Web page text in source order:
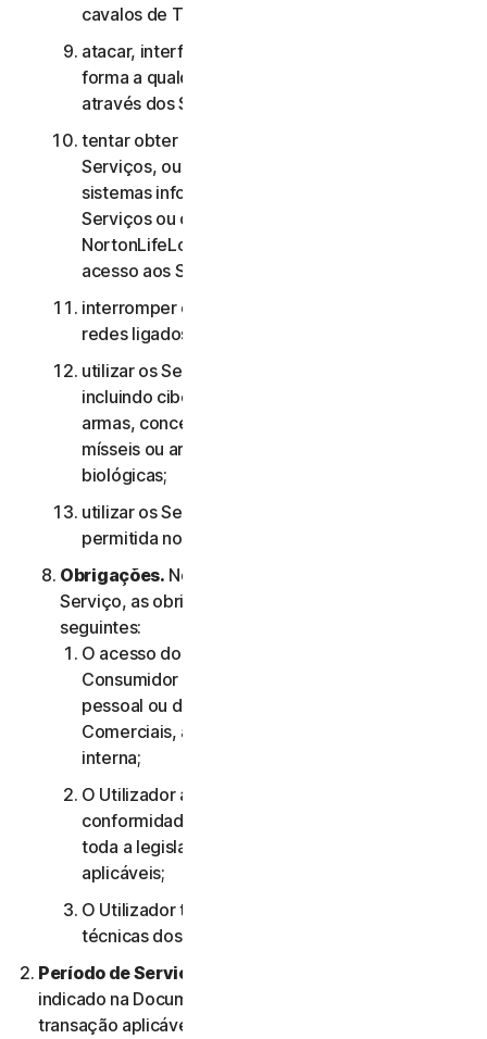
cavalos de Troia, worms ou time bombs;
atacar, interferir, negar o serviço de qualquer
forma a qualquer outra rede, computador ou nó
através dos Serviços;
tentar obter acesso não autorizado a quaisquer
Serviços, ou às contas de outros utilizadores, ou
sistemas informáticos ou redes ligados aos
Serviços ou contornar quaisquer medidas que a
NortonLifeLock utilize para evitar ou restringir o
acesso aos Serviços;
interromper ou interferir com servidores ou
redes ligados a quaisquer Serviços;
utilizar os Serviços para quaisquer fins militares,
incluindo ciberguerra, desenvolvimento de
armas, conceção, fabrico ou produção de
mísseis ou armas nucleares, químicas ou
biológicas;
utilizar os Serviços de qualquer forma não
permitida nos termos do presente Contrato.
Obrigações. No que diz respeito à utilização do
Serviço, as obrigações do Utilizador são as
seguintes:
O acesso do utilizador aos Serviços de
Consumidor destina-se apenas à sua utilização
pessoal ou doméstica ou, no caso dos Serviços
Comerciais, apenas à sua utilização empresarial
interna;
O Utilizador aceita utilizar os Serviços em
conformidade com o presente Contrato e com
toda a legislação e todos os regulamentos
aplicáveis;
O Utilizador tem de cumprir quaisquer limitações
técnicas dos Serviços e/ou do Software.
Período de Serviço.
indicado na Documentação ou na documentação da
transação aplicável do Fornecedor através do qual o